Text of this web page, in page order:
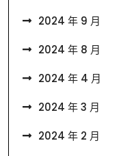
2024 年 9 月
2024 年 8 月
2024 年 4 月
2024 年 3 月
2024 年 2 月